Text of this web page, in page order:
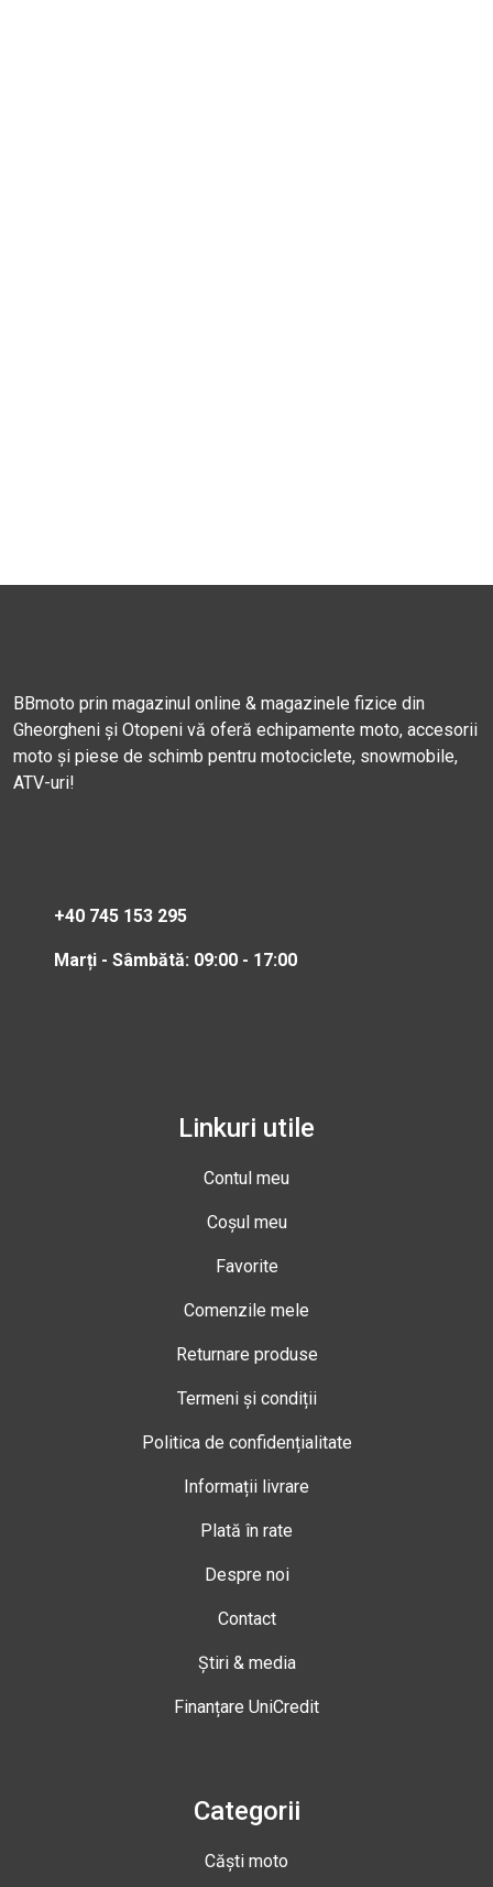
BBmoto prin magazinul online & magazinele fizice din
Gheorgheni și Otopeni vă oferă echipamente moto, accesorii
moto și piese de schimb pentru motociclete, snowmobile,
ATV-uri!
+40 745 153 295
Marți - Sâmbătă: 09:00 - 17:00
Linkuri utile
Contul meu
Coșul meu
Favorite
Comenzile mele
Returnare produse
Termeni și condiții
Politica de confidențialitate
Informații livrare
Plată în rate
Despre noi
Contact
Știri & media
Finanțare UniCredit
Categorii
Căști moto